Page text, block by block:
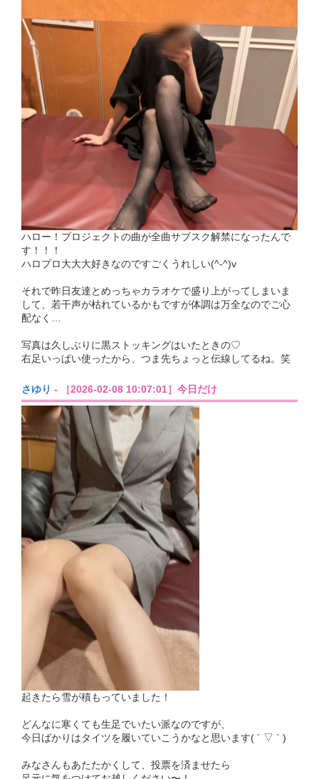
ハロー！プロジェクトの曲が全曲サブスク解禁になったんで
す！！！
ハロプロ大大大好きなのですごくうれしい(^-^)v
それで昨日友達とめっちゃカラオケで盛り上がってしまいま
して、若干声が枯れているかもですが体調は万全なのでご心
配なく…
写真は久しぶりに黒ストッキングはいたときの♡
右足いっぱい使ったから、つま先ちょっと伝線してるね。笑
さゆり - ［2026-02-08 10:07:01］今日だけ
起きたら雪が積もっていました！
どんなに寒くても生足でいたい派なのですが、
今日ばかりはタイツを履いていこうかなと思います( ´ ▽ ` )
みなさんもあたたかくして、投票を済ませたら